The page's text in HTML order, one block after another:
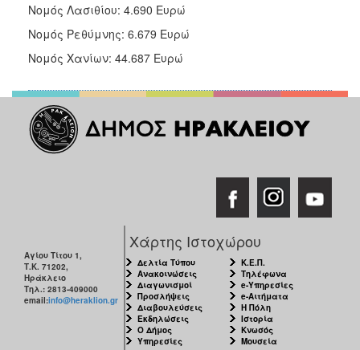
ΤΟΠΟΣ
ΑΝΘΕΚΤΙΚΗ
ΠΟΛΗ
Νομός Λασιθίου: 4.690 Ευρώ
Νομός Ρεθύμνης: 6.679 Ευρώ
Νομός Χανίων: 44.687 Ευρώ
Αγίου Τίτου 1,
Τ.Κ. 71202,
Ηράκλειο
Τηλ.: 2813-409000
email:info@heraklion.gr
Χάρτης Ιστοχώρου
Δελτία Τύπου
Ανακοινώσεις
Διαγωνισμοί
Προσλήψεις
Διαβουλεύσεις
Εκδηλώσεις
Ο Δήμος
Υπηρεσίες
Κ.Ε.Π.
Τηλέφωνα
e-Υπηρεσίες
e-Αιτήματα
Η Πόλη
Ιστορία
Κνωσός
Μουσεία